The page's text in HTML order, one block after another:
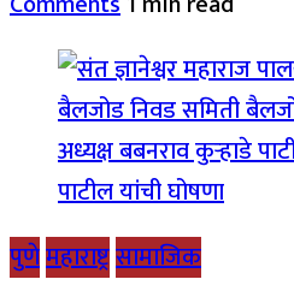
पुणेमहाराष्ट्रसामाजिक